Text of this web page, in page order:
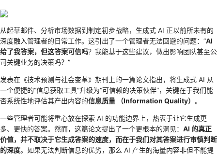
从起草邮件、分析市场数据到制定初步战略，生成式 AI 正以前所未有的
深度融入管理者的日常工作。这引出了一个管理者无法回避的问题：“AI
给了我答案，但这答案可信吗？我能基于这些建议，做出影响团队甚至公
司关键业务的决策吗？”
发表在《技术预测与社会变革》期刊上的一篇论文指出，将生成式 AI 从
一个便捷的“信息获取工具”升级为“可信赖的决策伙伴”，关键在于我们能
否系统性地评估其产出内容的信息质量 （Information Quality） 。
一些管理者可能将重心放在探索 AI 的功能边界上，热衷于让它生成更
多、更快的答案。然而，这篇论文提出了一个更根本的洞见： AI 的真正
价值，并不取决于它生成答案的速度，而在于我们对其答案进行审慎判断
的深度。如果无法判断信息的优劣，那么 AI 产生的海量内容非但不能提